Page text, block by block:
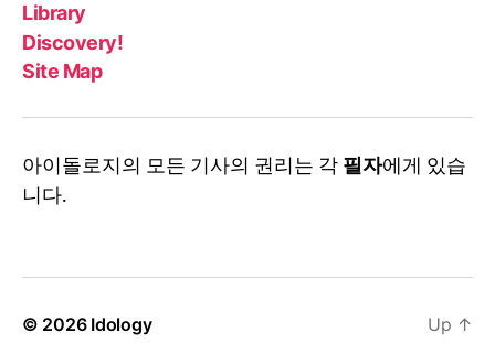
Library
Discovery!
Site Map
아이돌로지의 모든 기사의 권리는 각 필자에게 있습
니다.
© 2026 Idology Up ↑